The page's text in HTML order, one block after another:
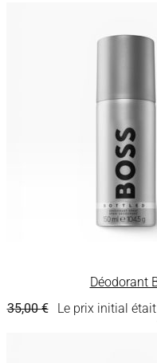
Déodorant
35,00€ Le prix initial